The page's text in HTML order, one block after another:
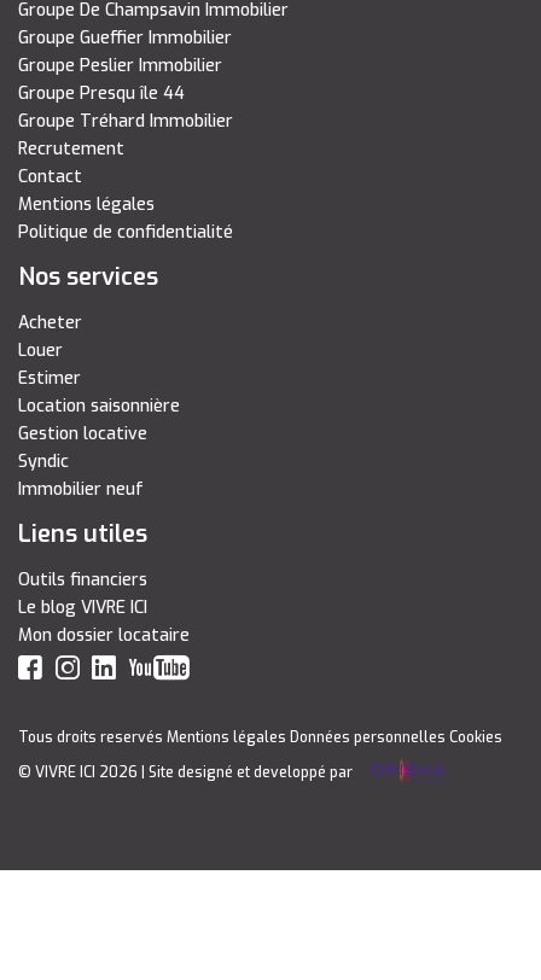
Groupe De Champsavin Immobilier
Groupe Gueffier Immobilier
Groupe Peslier Immobilier
Groupe Presqu île 44
Groupe Tréhard Immobilier
Recrutement
Contact
Mentions légales
Politique de confidentialité
Nos services
Acheter
Louer
Estimer
Location saisonnière
Gestion locative
Syndic
Immobilier neuf
Liens utiles
Outils financiers
Le blog VIVRE ICI
Mon dossier locataire
Tous droits reservés Mentions légales Données personnelles Cookies
© VIVRE ICI 2026
| Site designé et developpé par